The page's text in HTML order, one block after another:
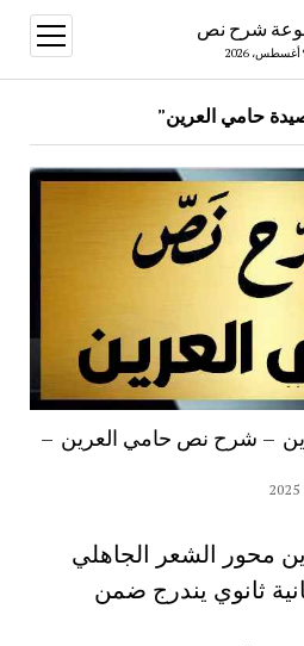
شرح نص
open
menu
– شرح نص حامي العرين –
محور الشعر الجاهلي
ثانوي يندرج ضمن